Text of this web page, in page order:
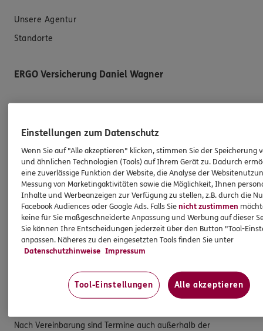
Unsere Agentur
Standorte
ERGO Versicherung Daniel Wagner
Adolf-von-Menzel-Str. 11
65428 Rüsselsheim am Main
Tel: 06142/977631
Mobil: 0151/19357693
Fax: 06142/977632
Öffnungszeiten
Mo.: 09:00 - 13:00
09:00 - 13:00
09:00 - 13:00
geschlossen
Nach Vereinbarung sind Termine auch außerhalb der
Einstellungen zum Datenschutz
Wenn Sie auf "Alle akzeptieren" klicken, stimmen Sie der Speicherung
und ähnlichen Technologien (Tools) auf Ihrem Gerät zu. Dadurch
eine zuverlässige Funktion der Website, die Analyse der
Messung von Marketingaktivitäten sowie die Möglichkeit, Ihnen
Inhalte und Werbeanzeigen zur Verfügung zu stellen, z.B. durch die
Facebook Audiences oder Google Ads. Falls Sienicht zustimmen
keine für Sie maßgeschneiderte Anpassung und Werbung auf dieser
Sie können Ihre Entscheidungen jederzeit über den Button "Tool-
anpassen. Näheres zu den eingesetzten Tools finden Sie unter
Datenschutzhinweise Impressum
Tool-Einstellungen Alle akzeptieren